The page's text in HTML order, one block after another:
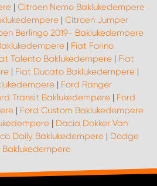
| Citroen Nemo Baklukedempere
| Citroen Jumper
Berlingo 2019- Baklukedempere
| Fiat Forino
Talento Baklukedempere | Fiat
| Fiat Ducato Baklukedempere|
| Ford Ranger
Transit Baklukedempere | Ford
| Ford Custom Baklukedempere
| Dacia Dokker Van
Daily Baklukedempere| Dodge
Baklukedempere